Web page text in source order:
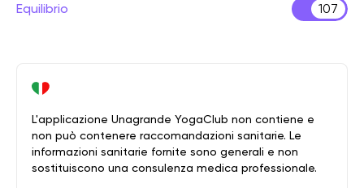
Equilibrio 107
L'applicazione Unagrande YogaClub non contiene e
non può contenere raccomandazioni sanitarie. Le
informazioni sanitarie fornite sono generali e non
sostituiscono una consulenza medica professionale.